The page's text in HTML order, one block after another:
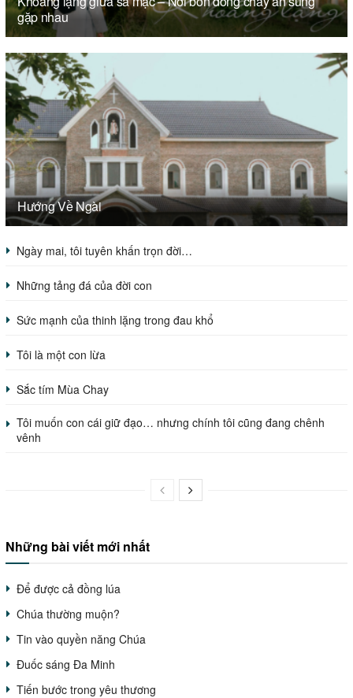
gặp nhau
Hướng Về Ngài
Ngày mai, tôi tuyên khấn trọn đời…
Những tảng đá của đời con
Sức mạnh của thinh lặng trong đau khổ
Tôi là một con lừa
Sắc tím Mùa Chay
Tôi muốn con cái giữ đạo… nhưng chính tôi cũng đang chênh
vênh
Những bài viết mới nhất
Để được cả đồng lúa
Chúa thường muộn?
Tin vào quyền năng Chúa
Đuốc sáng Đa Minh
Tiến bước trong yêu thương